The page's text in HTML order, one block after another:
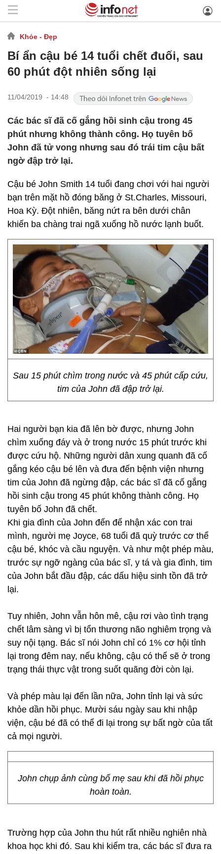
Khỏe - Đẹp
Bí ẩn cậu bé 14 tuổi chết đuối, sau
60 phút đột nhiên sống lại
11/04/2019 - 14:48
Các bác sĩ đã cố gắng hồi sinh cậu trong 45
phút nhưng không thành công. Họ tuyên bố
John đã tử vong nhưng sau đó trái tim cậu bất
ngờ đập trở lại.
Cậu bé John Smith 14 tuổi đang chơi với hai người
bạn trên mặt hồ đóng băng ở St.Charles, Missouri,
Hoa Kỳ. Đột nhiên, băng nứt ra bên dưới chân
khiến ba chàng trai ngã xuống hồ nước lạnh buốt.
Sau 15 phút chìm trong nước và 45 phút cấp cứu,
tim của John đã đập trở lại.
Hai người bạn kia đã lên bờ được, nhưng John
chìm xuống đáy và ở trong nước 15 phút trước khi
được cứu hộ. Những người dân xung quanh đã cố
gắng kéo cậu bé lên và đưa đến bệnh viện nhưng
tim của John đã ngừng đập, các bác sĩ đã cố gắng
hồi sinh cậu trong 45 phút không thành công. Họ
tuyên bố John đã chết.
Khi gia đình của John đến để nhận xác con trai
mình, người mẹ Joyce, 68 tuổi đã quỳ trước cơ thể
cậu bé, khóc và cầu nguyện. Và như một phép màu,
trước sự ngỡ ngàng của bác sĩ, y tá và gia đình, tim
của John bắt đầu đập, các dấu hiệu sinh tồn đã trở
lại.
Tuy nhiên, John vẫn hôn mê, cậu rơi vào tình trạng
chết lâm sàng vì bị tổn thương não nghiêm trọng và
suy nội tạng. Bác sĩ nói John chỉ có 1% cơ hội tỉnh
lại trong đêm nay, nếu không, cậu có thể sẽ ở trong
trạng thái thực vật trong suốt quãng đời còn lại.
Và phép màu lại đến lần nữa, John tỉnh lại và sức
khỏe dần hồi phục. Mười sáu ngày sau khi nhập
viện, cậu bé đã có thể đi lại trong sự bất ngờ của tất
cả mọi người.
John chụp ảnh cùng bố mẹ sau khi đã hồi phục
hoàn toàn.
Trường hợp của John thu hút rất nhiều nghiên nhà
khoa học khi đó. Sau khi kiểm tra, các bác sĩ đưa ra